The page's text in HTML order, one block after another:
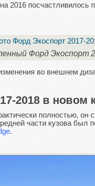
2016
Форд Экоспорт
во внешнем
2018 в новом
полностью,
части кузова был
.